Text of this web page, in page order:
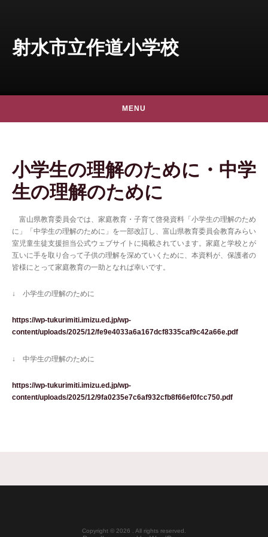
射水市立作道小学校
MENU
小学生の理解のために・中学
生の理解のために
富山県教育委員会では、家庭教育・子育て啓発資料「小学生の理解のため
に」「中学生の理解のために」を一部改訂し、富山県教育委員会教育みらい
室児童生徒支援担当公式ウェブサイトに掲載されています。家庭と学校とが
互いに手を取り合って子供の理解を深めていくために、本資料が、保護者の
皆様にとって家庭教育の一助となれば幸いです。
↓ 小学生の理解のために
https://wp-tukurimiti.imizu.ed.jp/wp-
content/uploads/2025/12/fe9e4033a6a167dcf8335caf9c42a66e.pdf
↓ 中学生の理解のために
https://wp-tukurimiti.imizu.ed.jp/wp-
content/uploads/2025/12/9fa0235e7c6af932cfb8f66ef0fcc750.pdf
Copyright © 2026 . All rights reserved.